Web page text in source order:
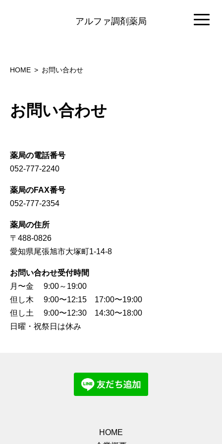
アルファ調剤薬局
HOME お問い合わせ
お問い合わせ
薬局の電話番号
052-777-2240
薬局のFAX番号
052-777-2354
薬局の住所
〒488-0826
愛知県尾張旭市大塚町1-14-8
お問い合わせ受付時間
月〜金 9:00～19:00
但し木 9:00〜12:15 17:00〜19:00
但し土 9:00〜12:30 14:30〜18:00
日曜・祝祭日は休み
HOME